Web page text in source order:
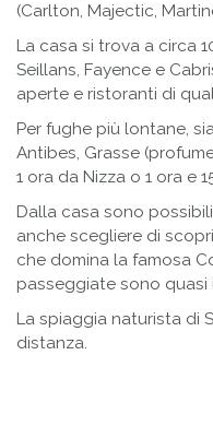
(Carlton, Majectic,
La casa si trova a circa
Seillans, Fayence e
aperte e ristoranti di
Per fughe più lontane,
Antibes, Grasse
1 ora da Nizza o 1 ora e
Dalla casa sono
anche scegliere di
che domina la famosa
passeggiate sono quasi
La spiaggia naturista di
distanza.